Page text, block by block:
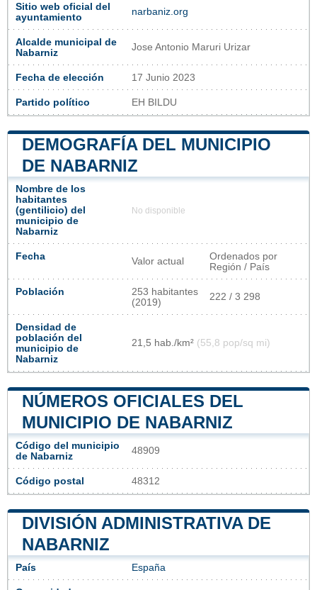
Sitio web oficial del
ayuntamiento
narbaniz.org
Alcalde municipal de
Nabarniz
Jose Antonio Maruri Urizar
Fecha de elección 17 Junio 2023
Partido político EH BILDU
DEMOGRAFÍA DEL MUNICIPIO
DE NABARNIZ
Nombre de los
habitantes
(gentilicio) del
municipio de
Nabarniz
No disponible
Fecha Valor actual
Ordenados por
Región / País
Población
253 habitantes
(2019)
222 / 3 298
Densidad de
población del
municipio de
Nabarniz
21,5 hab./km² (55,8 pop/sq mi)
NÚMEROS OFICIALES DEL
MUNICIPIO DE NABARNIZ
Código del municipio
de Nabarniz
48909
Código postal 48312
DIVISIÓN ADMINISTRATIVA DE
NABARNIZ
País España